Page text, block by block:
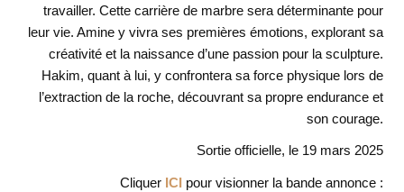
travailler. Cette carrière de marbre sera déterminante pour
leur vie. Amine y vivra ses premières émotions, explorant sa
créativité et la naissance d’une passion pour la sculpture.
Hakim, quant à lui, y confrontera sa force physique lors de
l’extraction de la roche, découvrant sa propre endurance et
son courage.
Sortie officielle, le 19 mars 2025
Cliquer ICI pour visionner la bande annonce :